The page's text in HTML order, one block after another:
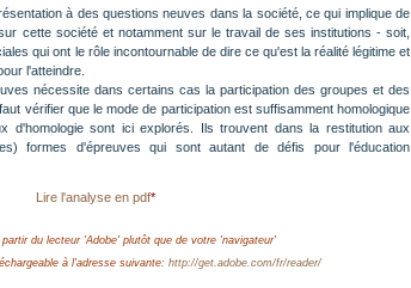
à des questions neuves dans la société, ce qui implique de
cette société et notamment sur le travail de ses institutions - soit,
qui ont le rôle incontournable de dire ce qu'est la réalité légitime et
l'atteindre.
nécessite dans certains cas la participation des groupes et des
vérifier que le mode de participation est suffisamment homologique
d'homologie sont ici explorés. Ils trouvent dans la restitution aux
formes d'épreuves qui sont autant de défis pour l'éducation
Lire l'analyse en pdf*
du lecteur 'Adobe' plutôt que de votre 'navigateur'
à l'adresse suivante: http://get.adobe.com/fr/reader/